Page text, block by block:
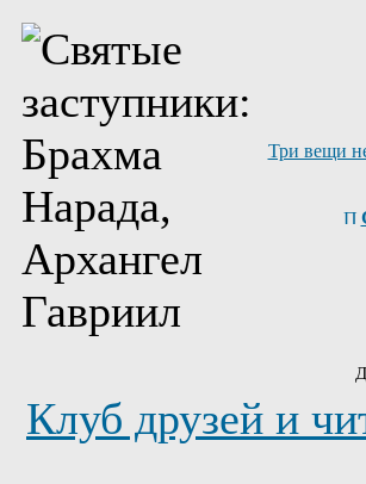
Три вещи
Клуб друзей и